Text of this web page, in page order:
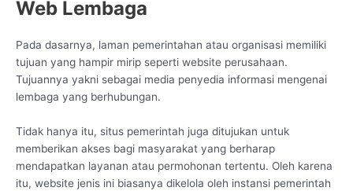
Web Lembaga
Pada dasarnya, laman pemerintahan atau organisasi memiliki
tujuan yang hampir mirip seperti website perusahaan.
Tujuannya yakni sebagai media penyedia informasi mengenai
lembaga yang berhubungan.
Tidak hanya itu, situs pemerintah juga ditujukan untuk
memberikan akses bagi masyarakat yang berharap
mendapatkan layanan atau permohonan tertentu. Oleh karena
itu, website jenis ini biasanya dikelola oleh instansi pemerintah